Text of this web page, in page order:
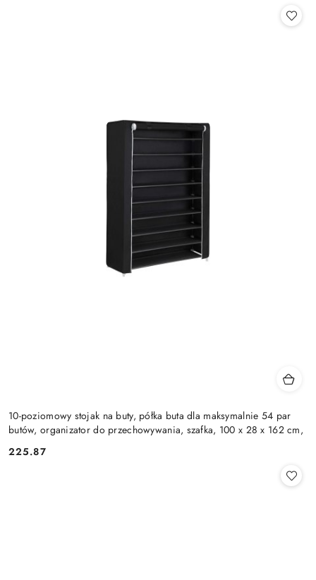
10-poziomowy stojak na buty, półka buta dla maksymalnie 54 par
butów, organizator do przechowywania, szafka, 100 x 28 x 162 cm,
Cena:
225.87